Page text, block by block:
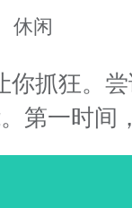
趣
休闲
你抓狂。
第一时间